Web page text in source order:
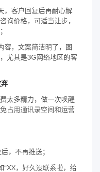
，客户回复后再耐心解
询价格，可适当让步，
容，文案简洁明了，图
尤其是3G网络地区的客
太多精力，做一次唤醒
占用通讯录空间和运营
，不再推送；
“XX，好久没联系啦，给